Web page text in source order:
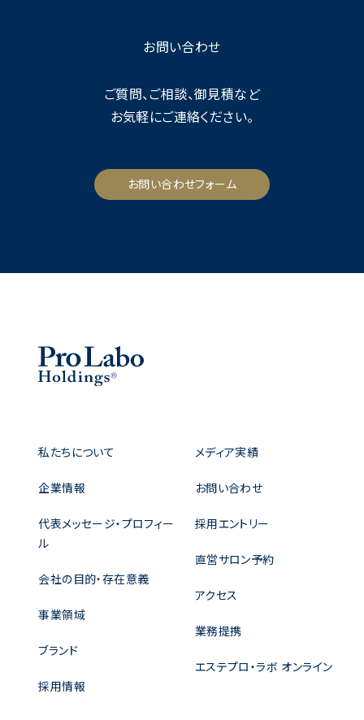
お問い合わせ
ご質問、ご相談、御見積など
お気軽にご連絡ください。
お問い合わせフォーム
私たちについて
企業情報
代表メッセージ・プロフィー
ル
会社の目的・存在意義
事業領域
ブランド
採用情報
メディア実績
お問い合わせ
採用エントリー
直営サロン予約
アクセス
業務提携
エステプロ・ラボ オンライン